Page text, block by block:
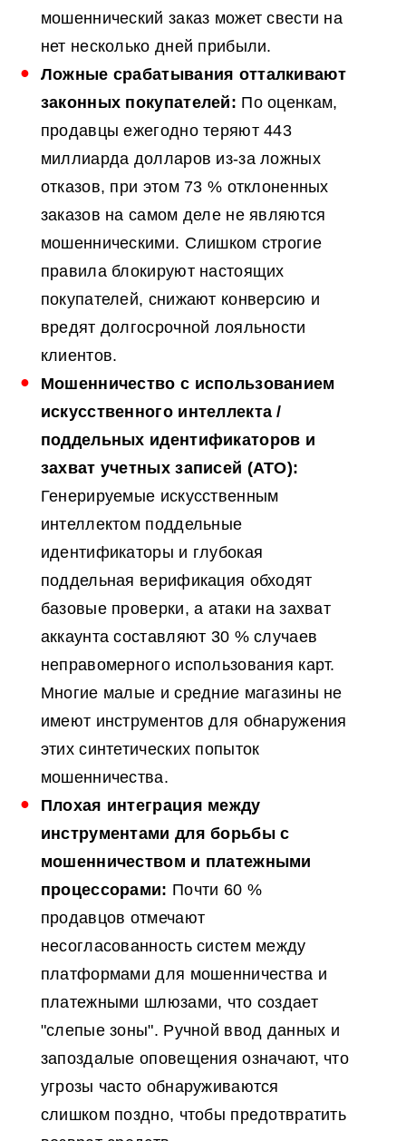
мошеннический заказ может свести на
нет несколько дней прибыли.
Ложные срабатывания отталкивают
законных покупателей: По оценкам,
продавцы ежегодно теряют 443
миллиарда долларов из-за ложных
отказов, при этом 73 % отклоненных
заказов на самом деле не являются
мошенническими. Слишком строгие
правила блокируют настоящих
покупателей, снижают конверсию и
вредят долгосрочной лояльности
клиентов.
Мошенничество с использованием
искусственного интеллекта /
поддельных идентификаторов и
захват учетных записей (ATO):
Генерируемые искусственным
интеллектом поддельные
идентификаторы и глубокая
поддельная верификация обходят
базовые проверки, а атаки на захват
аккаунта составляют 30 % случаев
неправомерного использования карт.
Многие малые и средние магазины не
имеют инструментов для обнаружения
этих синтетических попыток
мошенничества.
Плохая интеграция между
инструментами для борьбы с
мошенничеством и платежными
процессорами: Почти 60 %
продавцов отмечают
несогласованность систем между
платформами для мошенничества и
платежными шлюзами, что создает
"слепые зоны". Ручной ввод данных и
запоздалые оповещения означают, что
угрозы часто обнаруживаются
слишком поздно, чтобы предотвратить